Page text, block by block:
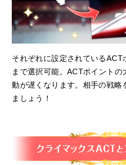
それぞれに設定されているACT
まで選択可能。ACTポイント
動が遅くなります。相手の戦略
ましょう！